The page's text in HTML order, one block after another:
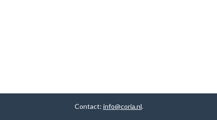
Contact: info@coria.nl.